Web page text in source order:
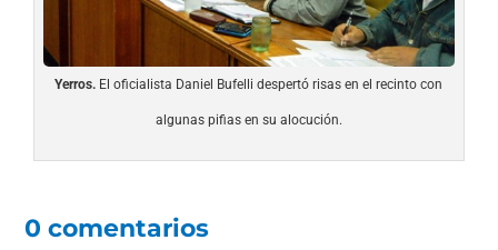
Yerros. El oficialista Daniel Bufelli despertó risas en el recinto con
algunas pifias en su alocución.
0 comentarios